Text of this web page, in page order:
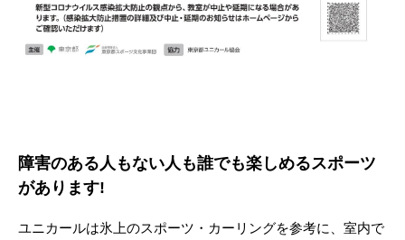
障害のある人もない人も誰でも楽しめるスポーツ
があります!
ユニカールは氷上のスポーツ・カーリングを参考に、室内で